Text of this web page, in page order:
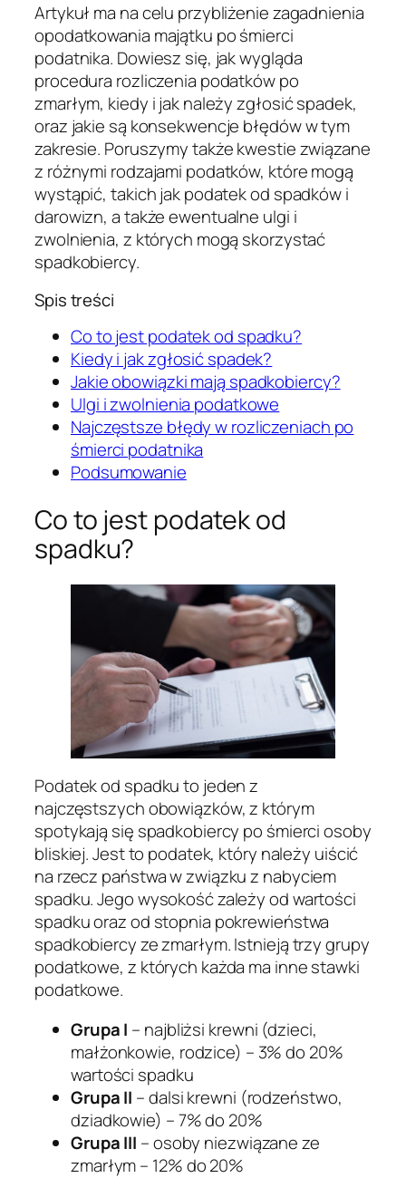
Artykuł ma na celu przybliżenie zagadnienia
opodatkowania majątku po śmierci
podatnika. Dowiesz się, jak wygląda
procedura rozliczenia podatków po
zmarłym, kiedy i jak należy zgłosić spadek,
oraz jakie są konsekwencje błędów w tym
zakresie. Poruszymy także kwestie związane
z różnymi rodzajami podatków, które mogą
wystąpić, takich jak podatek od spadków i
darowizn, a także ewentualne ulgi i
zwolnienia, z których mogą skorzystać
spadkobiercy.
Spis treści
Co to jest podatek od spadku?
Kiedy i jak zgłosić spadek?
Jakie obowiązki mają spadkobiercy?
Ulgi i zwolnienia podatkowe
Najczęstsze błędy w rozliczeniach po
śmierci podatnika
Podsumowanie
Co to jest podatek od
spadku?
Podatek od spadku to jeden z
najczęstszych obowiązków, z którym
spotykają się spadkobiercy po śmierci osoby
bliskiej. Jest to podatek, który należy uiścić
na rzecz państwa w związku z nabyciem
spadku. Jego wysokość zależy od wartości
spadku oraz od stopnia pokrewieństwa
spadkobiercy ze zmarłym. Istnieją trzy grupy
podatkowe, z których każda ma inne stawki
podatkowe.
Grupa I – najbliżsi krewni (dzieci,
małżonkowie, rodzice) – 3% do 20%
wartości spadku
Grupa II – dalsi krewni (rodzeństwo,
dziadkowie) – 7% do 20%
Grupa III – osoby niezwiązane ze
zmarłym – 12% do 20%